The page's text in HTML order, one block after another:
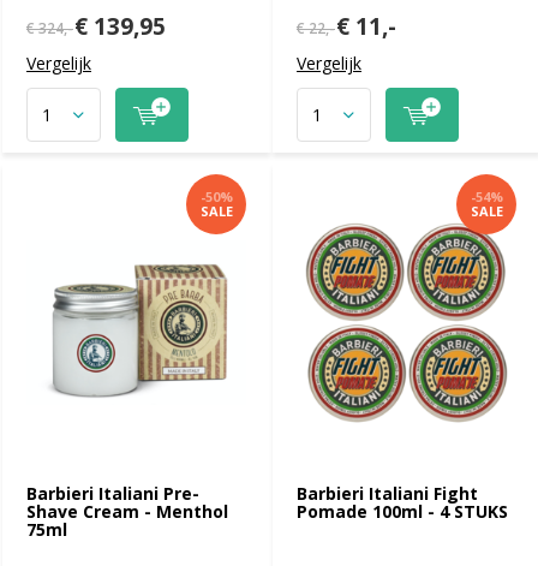
€ 324,-€ 139,95
Vergelijk
€ 22,-€ 11,-
Vergelijk
Barbieri Italiani Pre-
Shave Cream - Menthol
75ml
-50%
SALE
Barbieri Italiani Fight
Pomade 100ml - 4 STUKS
-54%
SALE